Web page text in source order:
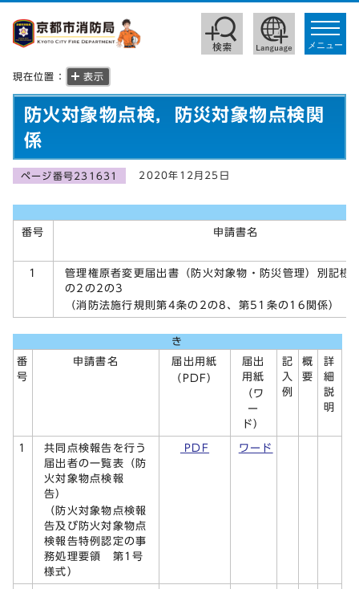
toggle
メニュー
現在位置： 表示
防火対象物点検，防災対象物点検関
係
ページ番号231631 2020年12月25日
番号 申請書名
1
管理権原者変更届出書（防火対象物・防災管理）別記様
の2の2の3
（消防法施行規則第4条の2の8、第51条の16関係）
き
番
号
申請書名
届出用紙
（PDF）
届出
用紙
（ワ
ー
ド）
記
入
例
概
要
詳
細
説
明
1
共同点検報告を行う
届出者の一覧表（防
火対象物点検報
告）
（防火対象物点検報
告及び防火対象物点
検報告特例認定の事
務処理要領 第1号
様式）
PDF ワード